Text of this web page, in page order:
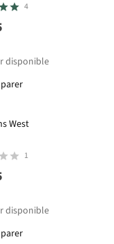
4
disponible
West
1
disponible